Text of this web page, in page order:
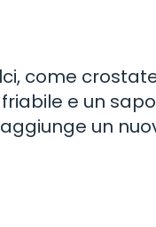
come
e un
un